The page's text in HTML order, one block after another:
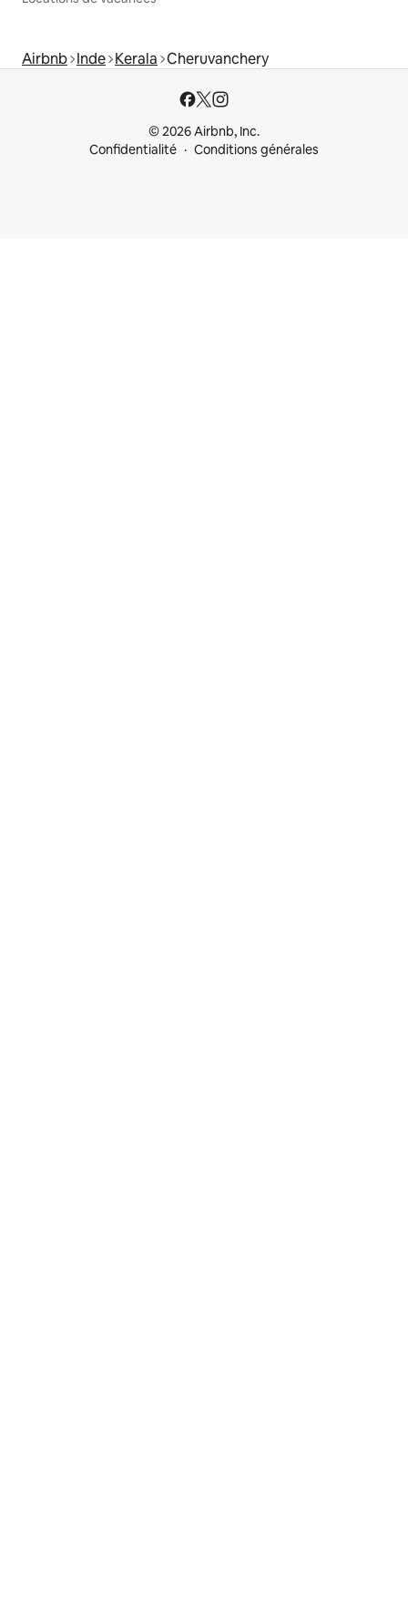
Airbnb Inde Kerala Cheruvanchery
© 2026 Airbnb, Inc.
Confidentialité
Conditions générales